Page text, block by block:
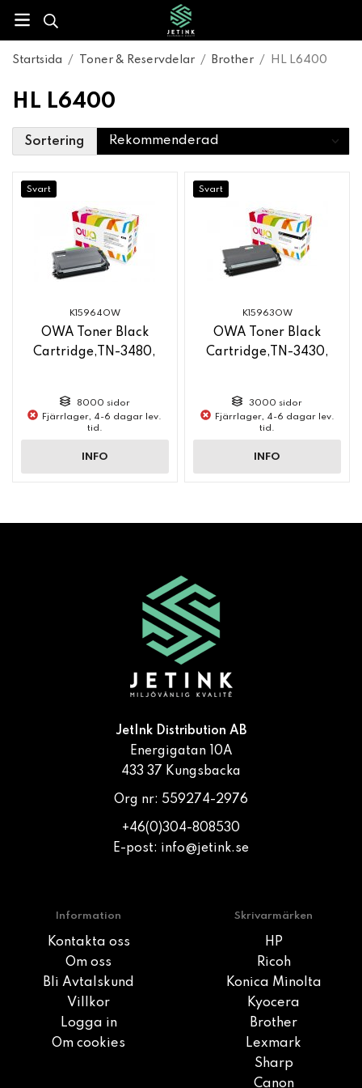
Startsida / Toner & Reservdelar / Brother / HL L6400
HL L6400
Sortering
Svart
K15964OW
OWA Toner Black
Cartridge,TN-3480,
8000 sidor
Fjärrlager, 4-6 dagar lev.
tid.
INFO
Svart
K15963OW
OWA Toner Black
Cartridge,TN-3430,
3000 sidor
Fjärrlager, 4-6 dagar lev.
tid.
INFO
JetInk Distribution AB
Energigatan 10A
433 37 Kungsbacka
Org nr: 559274-2976
+46(0)304-808530
E-post: info@jetink.se
Information
Kontakta oss
Om oss
Bli Avtalskund
Villkor
Logga in
Om cookies
Skrivarmärken
HP
Ricoh
Konica Minolta
Kyocera
Brother
Lexmark
Sharp
Canon